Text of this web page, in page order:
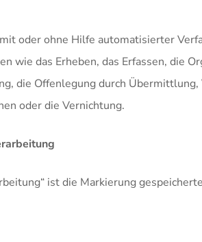
oder ohne Hilfe automatisierter
wie das Erheben, das Erfassen, die
die Offenlegung durch
oder die Vernichtung.
ist die Markierung